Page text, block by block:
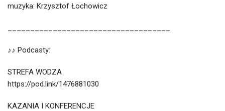
muzyka: Krzysztof Łochowicz
♪♪ Podcasty:
STREFA WODZA
https://pod.link/1476881030
KAZANIA I KONFERENCJE